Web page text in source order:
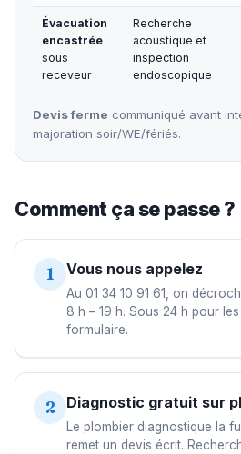
Évacuation
encastrée
sous
receveur
Recherche
acoustique et
inspection
endoscopique
Devis ferme communiqué avant
majoration soir/WE/fériés.
Comment ça se passe ?
1 Vous nous appelez
Au 01 34 10 91 61, on
8 h – 19 h. Sous 24 h pour
formulaire.
2 Diagnostic gratuit sur
Le plombier diagnostique la
remet un devis écrit.